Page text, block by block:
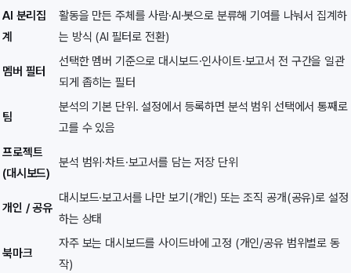
AI 분리집
계
활동을 만든 주체를 사람·AI·봇으로 분류해 기여를 나눠서 집계하
는 방식 (AI 필터로 전환)
멤버 필터
선택한 멤버 기준으로 대시보드·인사이트·보고서 전 구간을 일관
되게 좁히는 필터
팀
분석의 기본 단위. 설정에서 등록하면 분석 범위 선택에서 통째로
고를 수 있음
프로젝트
(대시보드)
분석 범위·차트·보고서를 담는 저장 단위
개인 / 공유
대시보드·보고서를 나만 보기(개인) 또는 조직 공개(공유)로 설정
하는 상태
북마크
자주 보는 대시보드를 사이드바에 고정 (개인/공유 범위별로 동
작)